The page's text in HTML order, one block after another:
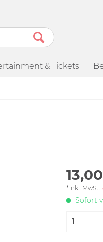
& Tickets
*inkl. MwSt.
Sofort